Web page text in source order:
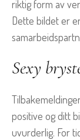
riktig form av
Dette bildet er
Sexy
positive og ditt
uvurderlig. For